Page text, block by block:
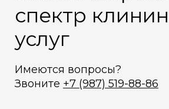
спектр
услуг
Имеются вопросы?
Звоните +7 (987) 519-88-86